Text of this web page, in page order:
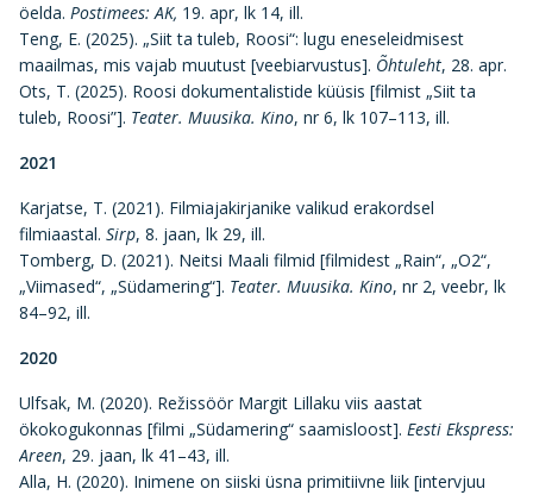
öelda. Postimees: AK, 19. apr, lk 14, ill.
Teng, E. (2025). „Siit ta tuleb, Roosi“: lugu eneseleidmisest
maailmas, mis vajab muutust [veebiarvustus]. Õhtuleht, 28. apr.
Ots, T. (2025). Roosi dokumentalistide küüsis [filmist „Siit ta
tuleb, Roosi”]. Teater. Muusika. Kino, nr 6, lk 107–113, ill.
2021
Karjatse, T. (2021). Filmiajakirjanike valikud erakordsel
filmiaastal. Sirp, 8. jaan, lk 29, ill.
Tomberg, D. (2021). Neitsi Maali filmid [filmidest „Rain“, „O2“,
„Viimased“, „Südamering“]. Teater. Muusika. Kino, nr 2, veebr, lk
84–92, ill.
2020
Ulfsak, M. (2020). Režissöör Margit Lillaku viis aastat
ökokogukonnas [filmi „Südamering“ saamisloost]. Eesti Ekspress:
Areen, 29. jaan, lk 41–43, ill.
Alla, H. (2020). Inimene on siiski üsna primitiivne liik [intervjuu